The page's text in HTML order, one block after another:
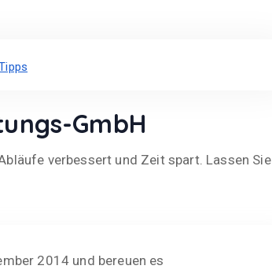
GmbH
verbessert und Zeit spart. Lassen Sie
2014 und bereuen es